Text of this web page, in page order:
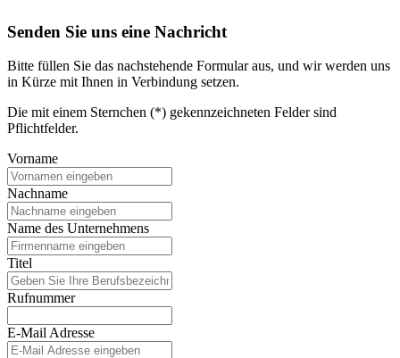
Senden Sie uns eine Nachricht
Bitte füllen Sie das nachstehende Formular aus, und wir werden uns
in Kürze mit Ihnen in Verbindung setzen.
Die mit einem Sternchen (*) gekennzeichneten Felder sind
Pflichtfelder.
Vorname
Nachname
Name des Unternehmens
Titel
Rufnummer
E-Mail Adresse